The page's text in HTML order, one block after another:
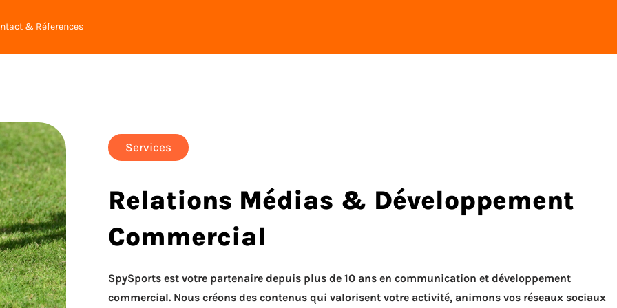
& Réferences
Services
Relations Médias & Développement
Commercial
SpySports est votre partenaire depuis plus de 10 ans en communication et développement
commercial. Nous créons des contenus qui valorisent votre activité, animons vos réseaux sociaux